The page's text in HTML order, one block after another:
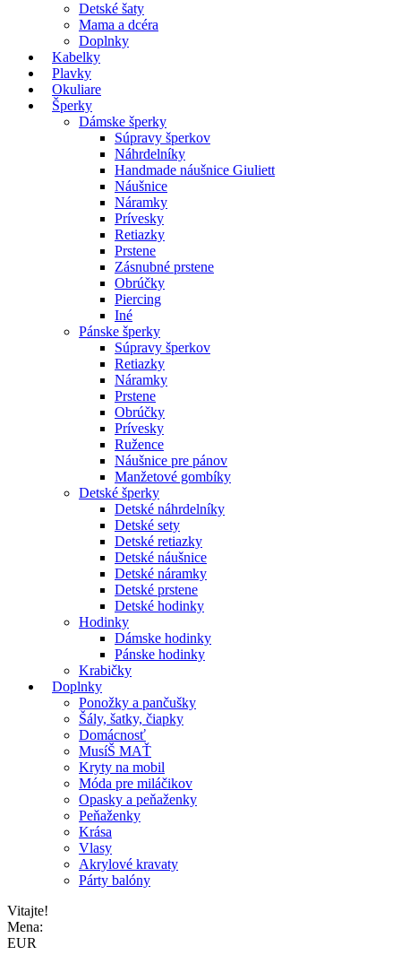
Detské šaty
Mama a dcéra
Doplnky
Kabelky
Plavky
Okuliare
Šperky
Dámske šperky
Súpravy šperkov
Náhrdelníky
Handmade náušnice Giuliett
Náušnice
Náramky
Prívesky
Retiazky
Prstene
Zásnubné prstene
Obrúčky
Piercing
Iné
Pánske šperky
Súpravy šperkov
Retiazky
Náramky
Prstene
Obrúčky
Prívesky
Ružence
Náušnice pre pánov
Manžetové gombíky
Detské šperky
Detské náhrdelníky
Detské sety
Detské retiazky
Detské náušnice
Detské náramky
Detské prstene
Detské hodinky
Hodinky
Dámske hodinky
Pánske hodinky
Krabičky
Doplnky
Ponožky a pančušky
Šály, šatky, čiapky
Domácnosť
MusíŠ MAŤ
Kryty na mobil
Móda pre miláčikov
Opasky a peňaženky
Peňaženky
Krása
Vlasy
Akrylové kravaty
Párty balóny
Vitajte!
Mena:
EUR